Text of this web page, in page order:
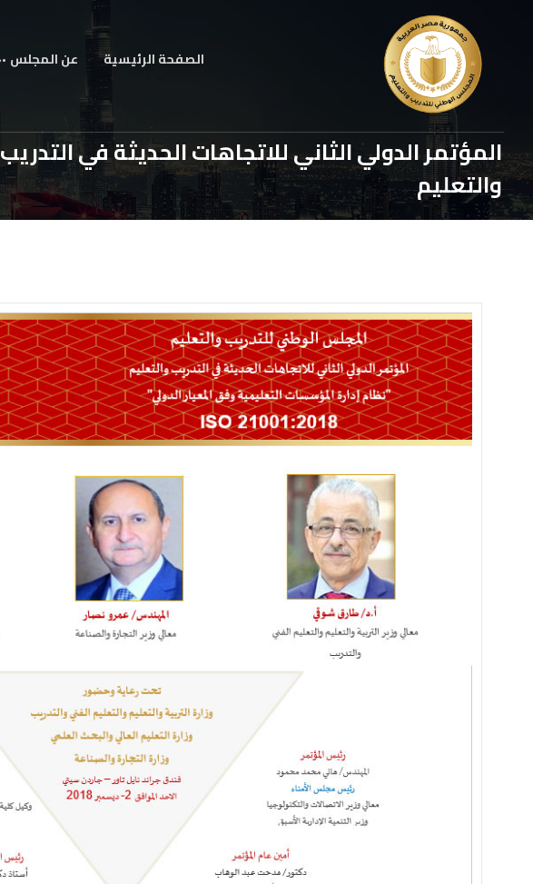
الصفحة الرئيسية عن المجلس
المؤتمر الدولي الثاني للاتجاهات الحديثة في التدريب
والتعليم